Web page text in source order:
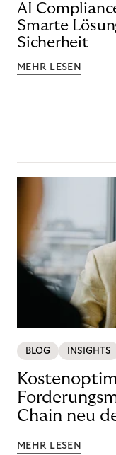
AI
Smarte
Sicherheit
MEHR LESEN
BLOG INSIGHTS
Chain neu
MEHR LESEN